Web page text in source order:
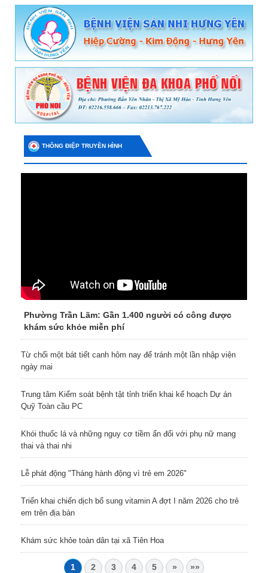
THÔNG ĐIỆP TRUYỀN HÌNH
Phường Trần Lãm: Gần 1.400 người có công được
khám sức khỏe miễn phí
Từ chối một bát tiết canh hôm nay để tránh một lần nhập viện
ngày mai
Trung tâm Kiểm soát bệnh tật tỉnh triển khai kế hoạch Dự án
Quỹ Toàn cầu PC
Khói thuốc lá và những nguy cơ tiềm ẩn đối với phụ nữ mang
thai và thai nhi
Lễ phát động "Tháng hành động vì trẻ em 2026"
Triển khai chiến dịch bổ sung vitamin A đợt I năm 2026 cho trẻ
em trên địa bàn
Khám sức khỏe toàn dân tại xã Tiên Hoa
1 2 3 4 5 » »»